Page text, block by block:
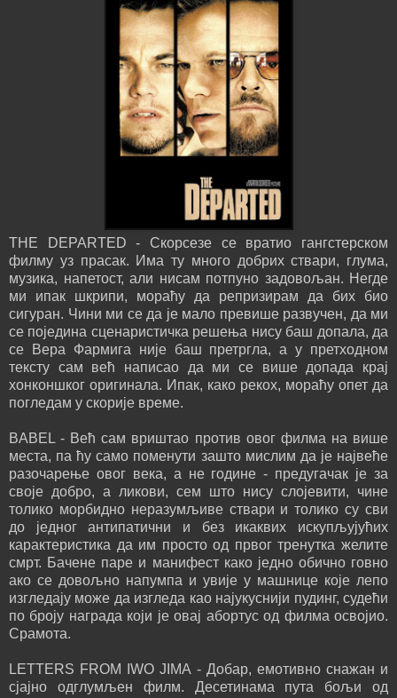
THE DEPARTED - Скорсезе се вратио гангстерском
филму уз прасак. Има ту много добрих ствари, глума,
музика, напетост, али нисам потпуно задовољан. Негде
ми ипак шкрипи, мораћу да репризирам да бих био
сигуран. Чини ми се да је мало превише развучен, да ми
се поједина сценаристичка решења нису баш допала, да
се Вера Фармига није баш претргла, а у претходном
тексту сам већ написао да ми се више допада крај
хонконшког оригинала. Ипак, како рекох, мораћу опет да
погледам у скорије време.
BABEL - Већ сам вриштао против овог филма на више
места, па ћу само поменути зашто мислим да је највеће
разочарење овог века, а не године - предугачак је за
своје добро, а ликови, сем што нису слојевити, чине
толико морбидно неразумљиве ствари и толико су сви
до једног антипатични и без икаквих искупљујућих
карактеристика да им просто од првог тренутка желите
смрт. Бачене паре и манифест како једно обично говно
ако се довољно напумпа и увије у машнице које лепо
изгледају може да изгледа као најукуснији пудинг, судећи
по броју награда који је овај абортус од филма освојио.
Срамота.
LETTERS FROM IWO JIMA - Добар, емотивно снажан и
сјајно одглумљен филм. Десетинама пута бољи од